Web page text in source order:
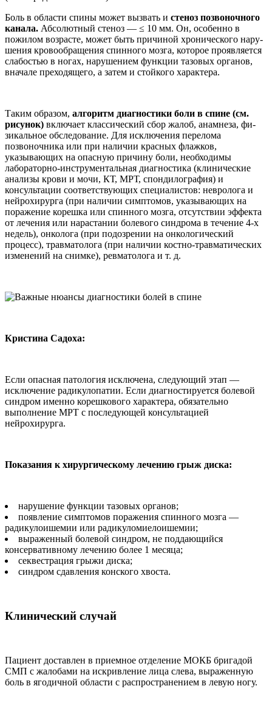
Боль в области спины мо­жет вызвать и стеноз по­звоночного
канала. Абсо­лютный стеноз — ≤ 10 мм. Он, особенно в
пожилом возрасте, может быть при­чиной хронического нару­
шения кровообращения спинного мозга, которое проявляется
слабостью в но­гах, нарушением функции тазовых органов,
вначале преходящего, а затем и стой­кого характера.
Таким образом, алго­ритм диагностики боли в спине (см.
рисунок) включает классический сбор жалоб, анамнеза, фи­
зикальное обследование. Для исключения перелома
позвоночника или при на­личии красных флажков,
указывающих на опасную причину боли, необходи­мы
лабораторно-инструмен­тальная диагностика (кли­нические
анализы крови и мочи, КТ, МРТ, спондилогра­фия) и
консультации соот­ветствующих специалистов: невролога и
нейрохирурга (при наличии симптомов, указывающих на
поражение корешка или спинного моз­га, отсутствии эффекта
от лечения или нарастании бо­левого синдрома в течение 4-х
недель), онколога (при подозрении на онкологиче­ский
процесс), травматолога (при наличии костно-трав­матических
изменений на снимке), ревматолога и т. д.
Кристина Садоха:
Если опасная патоло­гия исключена, следующий этап —
исключение радику­лопатии. Если диагностиру­ется болевой
синдром имен­но корешкового характера, обязательно
выполнение МРТ с последующей консуль­тацией
нейрохирурга.
Показания к хирурги­ческому лечению грыж диска:
нарушение функции та­зовых органов;
появление симптомов поражения спинного моз­га —
радикулоишемии или радикуломиелоишемии;
выраженный болевой синдром, не поддающийся
консервативному лечению более 1 месяца;
секвестрация грыжи диска;
синдром сдавления кон­ского хвоста.
Клинический случай
Пациент доставлен в приемное отделение МОКБ бригадой
СМП с жалобами на искривление лица слева, выраженную
боль в ягодичной области с распростра­нением в левую ногу.